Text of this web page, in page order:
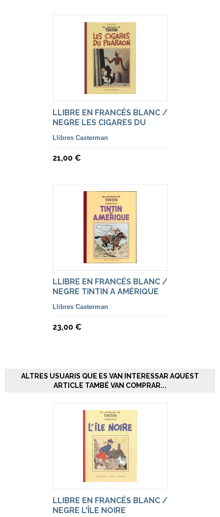
LLIBRE EN FRANCÉS BLANC /
NEGRE LES CIGARES DU
Llibres Casterman
21,00 €
LLIBRE EN FRANCÉS BLANC /
NEGRE TINTIN A AMÉRIQUE
Llibres Casterman
23,00 €
ALTRES USUARIS QUE ES VAN INTERESSAR AQUEST
ARTICLE TAMBÉ VAN COMPRAR...
LLIBRE EN FRANCÉS BLANC /
NEGRE L'ÎLE NOIRE